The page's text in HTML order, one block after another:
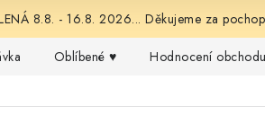
8.8. - 16.8. 2026... Děkujeme za
Oblíbené ♥️ Hodnocení obchodu